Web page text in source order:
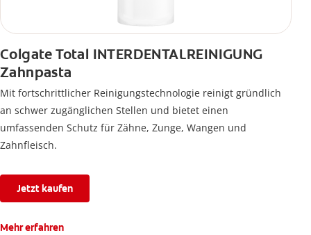
Colgate Total INTERDENTALREINIGUNG
Zahnpasta
Mit fortschrittlicher Reinigungstechnologie reinigt gründlich
an schwer zugänglichen Stellen und bietet einen
umfassenden Schutz für Zähne, Zunge, Wangen und
Zahnfleisch.
Jetzt kaufen
Mehr erfahren